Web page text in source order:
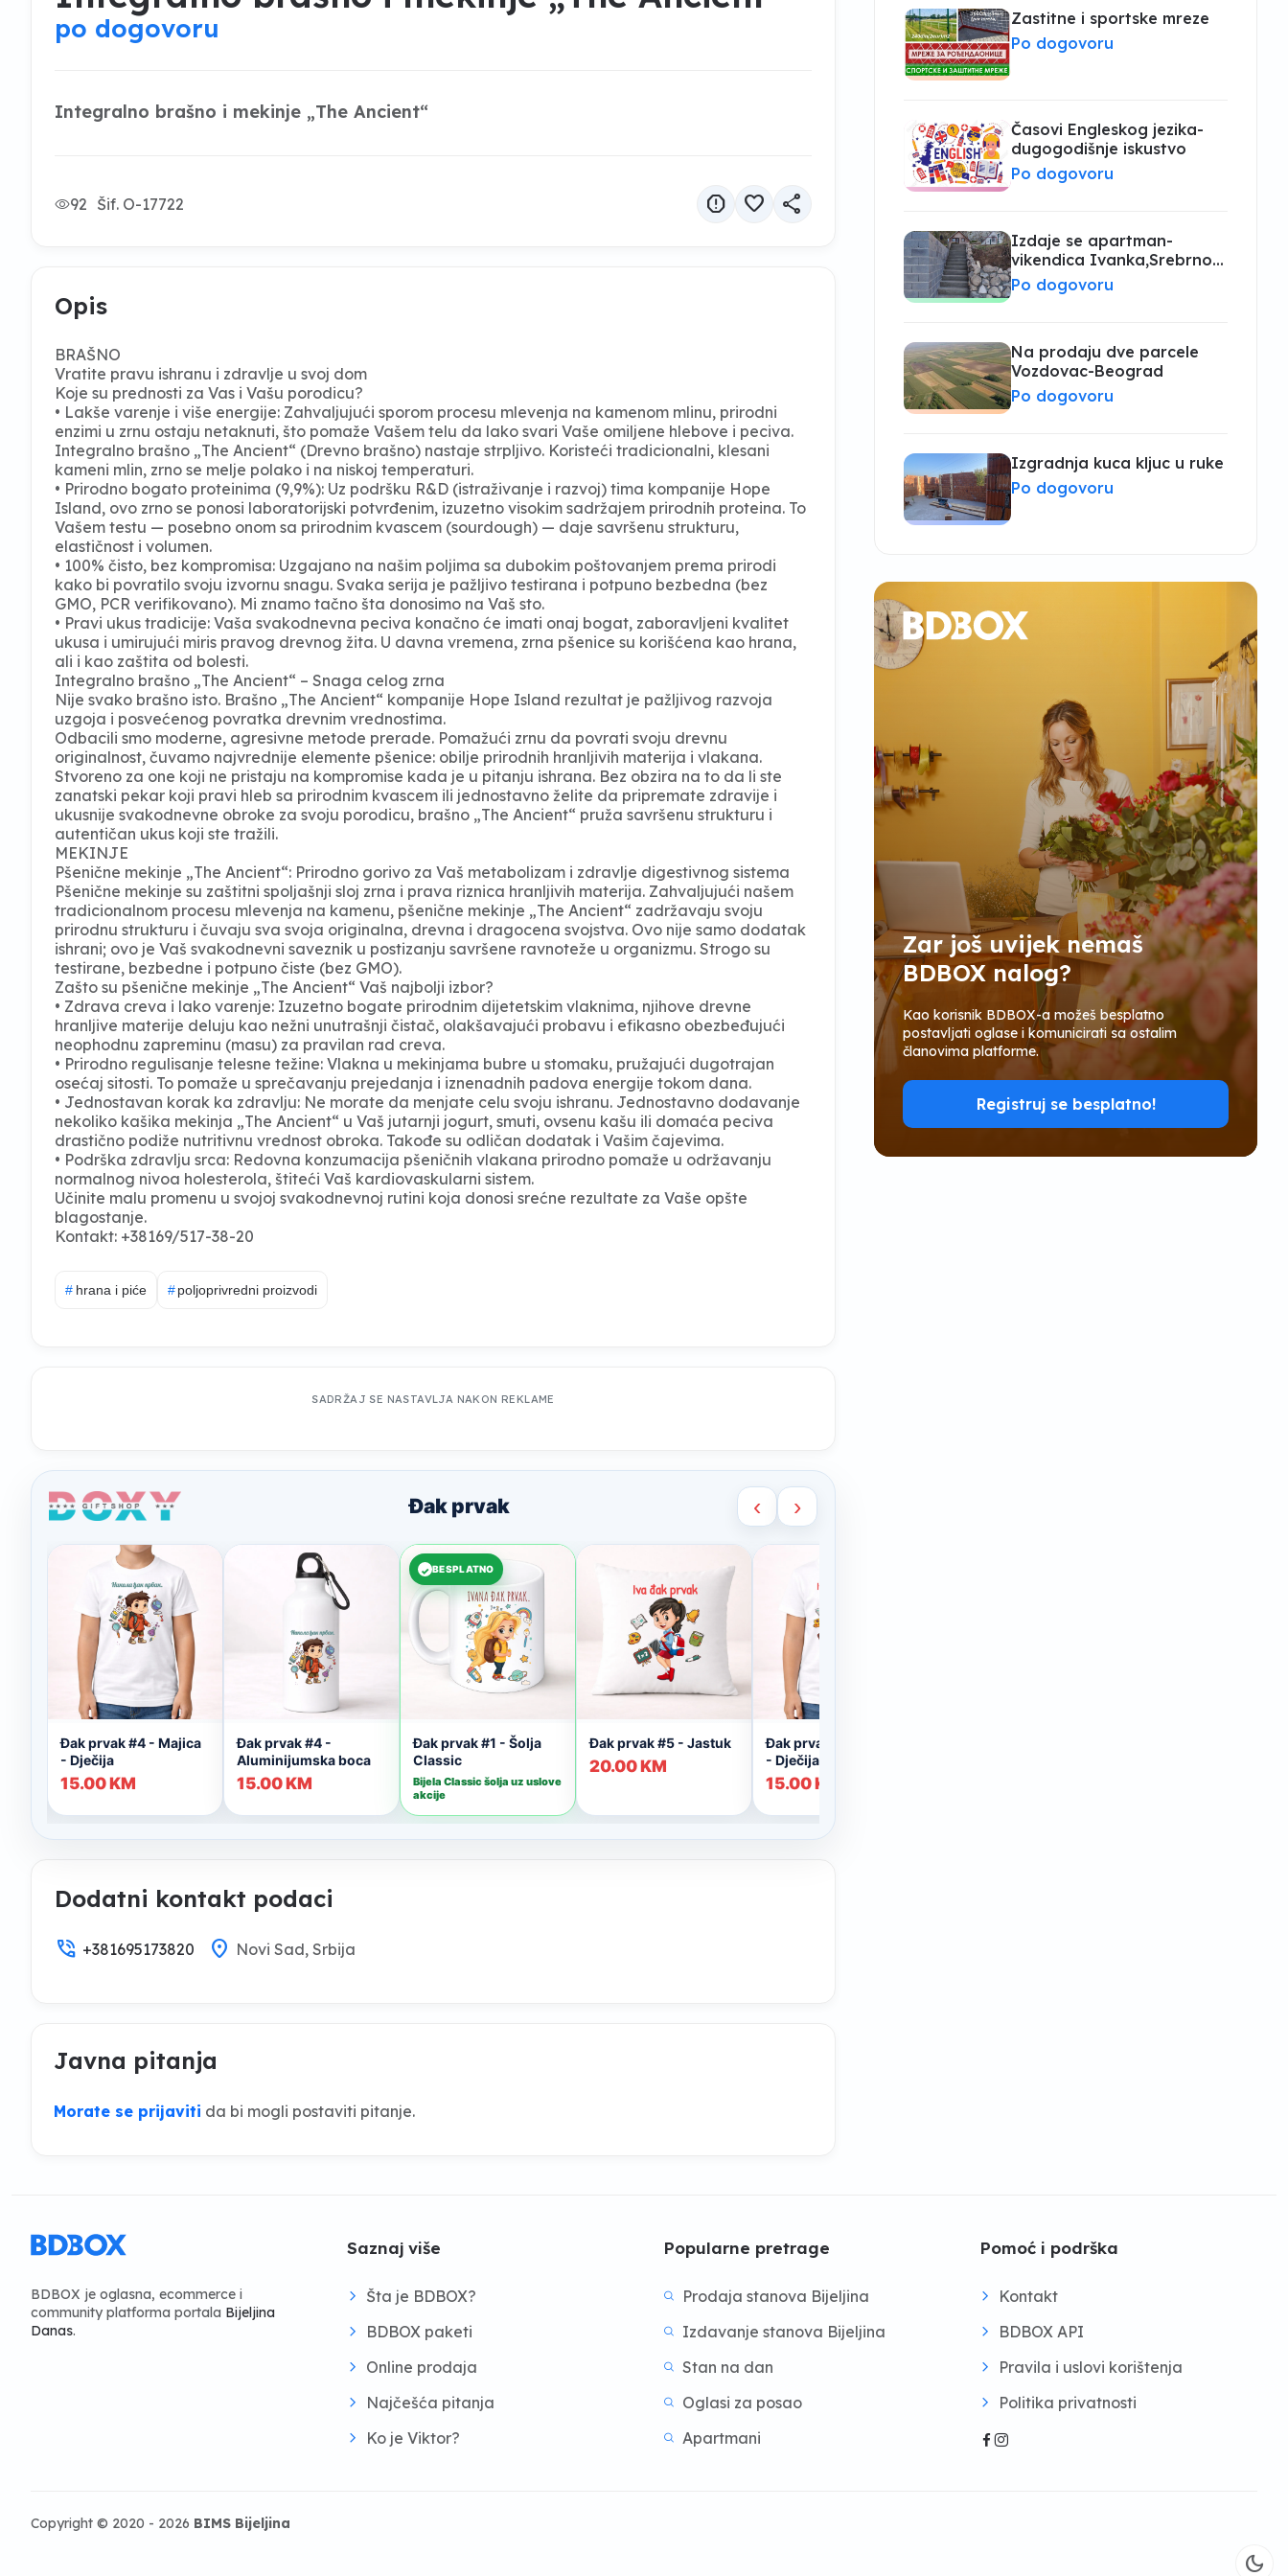
po dogovoru
Integralno brašno i mekinje „The Ancient“
92 Šif. O-17722 report favorite share
Opis
BRAŠNO
Vratite pravu ishranu i zdravlje u svoj dom
Koje su prednosti za Vas i Vašu porodicu?
• Lakše varenje i više energije: Zahvaljujući sporom procesu mlevenja na kamenom mlinu, prirodni
enzimi u zrnu ostaju netaknuti, što pomaže Vašem telu da lako svari Vaše omiljene hlebove i peciva.
Integralno brašno „The Ancient“ (Drevno brašno) nastaje strpljivo. Koristeći tradicionalni, klesani
kameni mlin, zrno se melje polako i na niskoj temperaturi.
• Prirodno bogato proteinima (9,9%): Uz podršku R&D (istraživanje i razvoj) tima kompanije Hope
Island, ovo zrno se ponosi laboratorijski potvrđenim, izuzetno visokim sadržajem prirodnih proteina. To
Vašem testu — posebno onom sa prirodnim kvascem (sourdough) — daje savršenu strukturu,
elastičnost i volumen.
• 100% čisto, bez kompromisa: Uzgajano na našim poljima sa dubokim poštovanjem prema prirodi
kako bi povratilo svoju izvornu snagu. Svaka serija je pažljivo testirana i potpuno bezbedna (bez
GMO, PCR verifikovano). Mi znamo tačno šta donosimo na Vaš sto.
• Pravi ukus tradicije: Vaša svakodnevna peciva konačno će imati onaj bogat, zaboravljeni kvalitet
ukusa i umirujući miris pravog drevnog žita. U davna vremena, zrna pšenice su korišćena kao hrana,
ali i kao zaštita od bolesti.
Integralno brašno „The Ancient“ – Snaga celog zrna
Nije svako brašno isto. Brašno „The Ancient“ kompanije Hope Island rezultat je pažljivog razvoja
uzgoja i posvećenog povratka drevnim vrednostima.
Odbacili smo moderne, agresivne metode prerade. Pomažući zrnu da povrati svoju drevnu
originalnost, čuvamo najvrednije elemente pšenice: obilje prirodnih hranljivih materija i vlakana.
Stvoreno za one koji ne pristaju na kompromise kada je u pitanju ishrana. Bez obzira na to da li ste
zanatski pekar koji pravi hleb sa prirodnim kvascem ili jednostavno želite da pripremate zdravije i
ukusnije svakodnevne obroke za svoju porodicu, brašno „The Ancient“ pruža savršenu strukturu i
autentičan ukus koji ste tražili.
MEKINJE
Pšenične mekinje „The Ancient“: Prirodno gorivo za Vaš metabolizam i zdravlje digestivnog sistema
Pšenične mekinje su zaštitni spoljašnji sloj zrna i prava riznica hranljivih materija. Zahvaljujući našem
tradicionalnom procesu mlevenja na kamenu, pšenične mekinje „The Ancient“ zadržavaju svoju
prirodnu strukturu i čuvaju sva svoja originalna, drevna i dragocena svojstva. Ovo nije samo dodatak
ishrani; ovo je Vaš svakodnevni saveznik u postizanju savršene ravnoteže u organizmu. Strogo su
testirane, bezbedne i potpuno čiste (bez GMO).
Zašto su pšenične mekinje „The Ancient“ Vaš najbolji izbor?
• Zdrava creva i lako varenje: Izuzetno bogate prirodnim dijetetskim vlaknima, njihove drevne
hranljive materije deluju kao nežni unutrašnji čistač, olakšavajući probavu i efikasno obezbeđujući
neophodnu zapreminu (masu) za pravilan rad creva.
• Prirodno regulisanje telesne težine: Vlakna u mekinjama bubre u stomaku, pružajući dugotrajan
osećaj sitosti. To pomaže u sprečavanju prejedanja i iznenadnih padova energije tokom dana.
• Jednostavan korak ka zdravlju: Ne morate da menjate celu svoju ishranu. Jednostavno dodavanje
nekoliko kašika mekinja „The Ancient“ u Vaš jutarnji jogurt, smuti, ovsenu kašu ili domaća peciva
drastično podiže nutritivnu vrednost obroka. Takođe su odličan dodatak i Vašim čajevima.
• Podrška zdravlju srca: Redovna konzumacija pšeničnih vlakana prirodno pomaže u održavanju
normalnog nivoa holesterola, štiteći Vaš kardiovaskularni sistem.
Učinite malu promenu u svojoj svakodnevnoj rutini koja donosi srećne rezultate za Vaše opšte
blagostanje.
Kontakt: +38169/517-38-20
# hrana i piće # poljoprivredni proizvodi
SADRŽAJ SE NASTAVLJA NAKON REKLAME
Dodatni kontakt podaci
phone_in_talk +381695173820 location_on Novi Sad, Srbija
Javna pitanja
Morate se prijaviti da bi mogli postaviti pitanje.
Zastitne i sportske mreze
Po dogovoru
Časovi Engleskog jezika-
dugogodišnje iskustvo
Po dogovoru
Izdaje se apartman-
vikendica Ivanka,Srebrno
jezero
Po dogovoru
Na prodaju dve parcele
Vozdovac-Beograd
Po dogovoru
Izgradnja kuca kljuc u ruke
Po dogovoru
Zar još uvijek nemaš
BDBOX nalog?
Kao korisnik BDBOX-a možeš besplatno
postavljati oglase i komunicirati sa ostalim
članovima platforme.
Registruj se besplatno!
BDBOX je oglasna, ecommerce i
community platforma portala Bijeljina
Danas.
Saznaj više
Šta je BDBOX?
BDBOX paketi
Online prodaja
Najčešća pitanja
Ko je Viktor?
Popularne pretrage
Prodaja stanova Bijeljina
Izdavanje stanova Bijeljina
Stan na dan
Oglasi za posao
Apartmani
Pomoć i podrška
Kontakt
BDBOX API
Pravila i uslovi korištenja
Politika privatnosti
Copyright © 2020 - 2026 BIMS Bijeljina
dark_mode